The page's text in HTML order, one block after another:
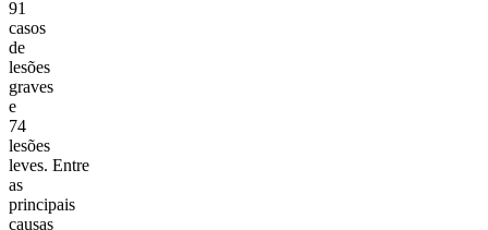
91
casos
de
lesões
graves
e
74
lesões
leves. Entre
as
principais
causas